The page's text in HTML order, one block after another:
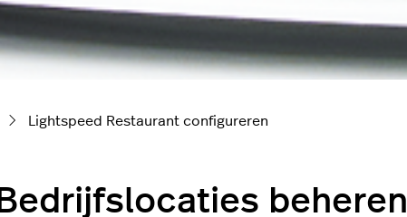
Lightspeed Restaurant configureren
Bedrijfslocaties beheren